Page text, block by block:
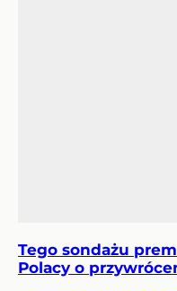
Tego sondażu
Polacy o